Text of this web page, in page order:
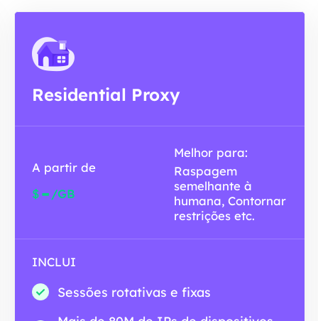
Residential Proxy
A partir de
$- /GB
Melhor para:
Raspagem
semelhante à
humana, Contornar
restrições etc.
INCLUI
Sessões rotativas e fixas